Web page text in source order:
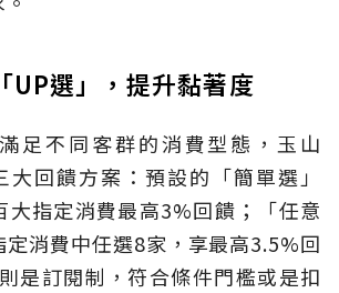
UP選」，提升黏著度
足不同客群的消費型態，玉山
回饋方案：預設的「簡單選」
大指定消費最高3%回饋；「任意
消費中任選8家，享最高3.5%回
是訂閱制，符合條件門檻或是扣